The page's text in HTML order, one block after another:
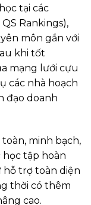
tại các
Rankings),
môn gắn với
khi tốt
mạng lưới cựu
các nhà hoạch
đạo doanh
minh bạch,
học tập hoàn
hỗ trợ toàn diện
thời có thêm
cao.